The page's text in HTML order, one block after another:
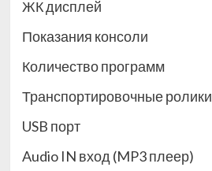
ЖК дисплей
Показания консоли
Количество программ
Транспортировочные ролики
USB порт
Audio IN вход (MP3 плеер)